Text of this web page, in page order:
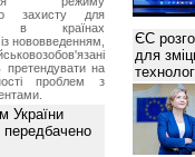
захисту для
в країнах
нововведенням,
претендувати на
проблем з
України
ЄС
для